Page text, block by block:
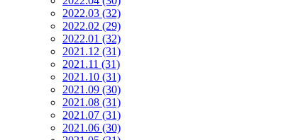
2022.03 (32)
2022.02 (29)
2022.01 (32)
2021.12 (31)
2021.11 (31)
2021.10 (31)
2021.09 (30)
2021.08 (31)
2021.07 (31)
2021.06 (30)